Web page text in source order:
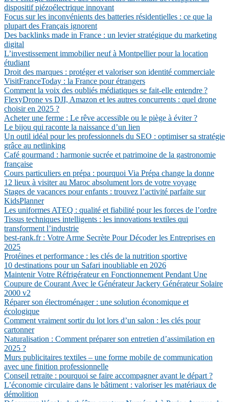
dispositif piézoélectrique innovant
Focus sur les inconvénients des batteries résidentielles : ce que la
plupart des Français ignorent
Des backlinks made in France : un levier stratégique du marketing
digital
L’investissement immobilier neuf à Montpellier pour la location
étudiant
Droit des marques : protéger et valoriser son identité commerciale
VisitFranceToday : la France pour étrangers
Comment la voix des oubliés médiatiques se fait-elle entendre ?
FlexyDrone vs DJI, Amazon et les autres concurrents : quel drone
choisir en 2025 ?
Acheter une ferme : Le rêve accessible ou le piège à éviter ?
Le bijou qui raconte la naissance d’un lien
Un outil idéal pour les professionnels du SEO : optimiser sa stratégie
grâce au netlinking
Café gourmand : harmonie sucrée et patrimoine de la gastronomie
française
Cours particuliers en prépa : pourquoi Via Prépa change la donne
12 lieux à visiter au Maroc absolument lors de votre voyage
Stages de vacances pour enfants : trouvez l’activité parfaite sur
KidsPlanner
Les uniformes ATEQ : qualité et fiabilité pour les forces de l’ordre
Tissus techniques intelligents : les innovations textiles qui
transforment l’industrie
best-rank.fr : Votre Arme Secrète Pour Décoder les Entreprises en
2025
Protéines et performance : les clés de la nutrition sportive
10 destinations pour un Safari inoubliable en 2026
Maintenir Votre Réfrigérateur en Fonctionnement Pendant Une
Coupure de Courant Avec le Générateur Jackery Générateur Solaire
2000 v2
Réparer son électroménager : une solution économique et
écologique
Comment vraiment sortir du lot lors d’un salon : les clés pour
cartonner
Naturalisation : Comment préparer son entretien d’assimilation en
2025 ?
Murs publicitaires textiles – une forme mobile de communication
avec une finition professionnelle
Conseil retraite : pourquoi se faire accompagner avant le départ ?
L’économie circulaire dans le bâtiment : valoriser les matériaux de
démolition